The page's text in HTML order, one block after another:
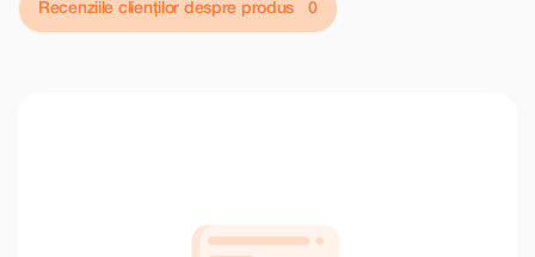
Recenziile clienților despre produs